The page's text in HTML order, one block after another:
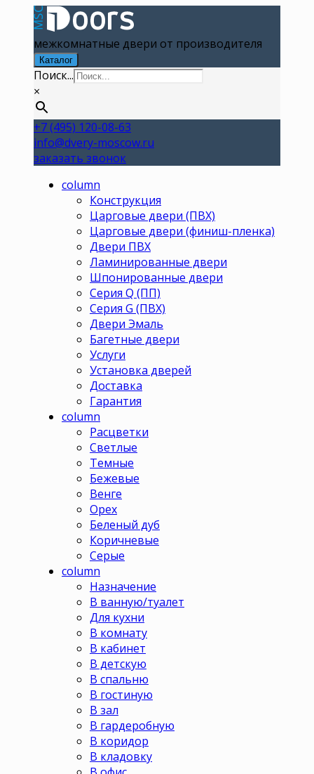
межкомнатные двери от производителя
Каталог
Поиск...
×
+7 (495) 120-08-63
info@dvery-moscow.ru
заказать звонок
column
Конструкция
Царговые двери (ПВХ)
Царговые двери (финиш-пленка)
Двери ПВХ
Ламинированные двери
Шпонированные двери
Серия Q (ПП)
Серия G (ПВХ)
Двери Эмаль
Багетные двери
Услуги
Установка дверей
Доставка
Гарантия
column
Расцветки
Светлые
Темные
Бежевые
Венге
Орех
Беленый дуб
Коричневые
Серые
column
Назначение
В ванную/туалет
Для кухни
В комнату
В кабинет
В детскую
В спальню
В гостиную
В зал
В гардеробную
В коридор
В кладовку